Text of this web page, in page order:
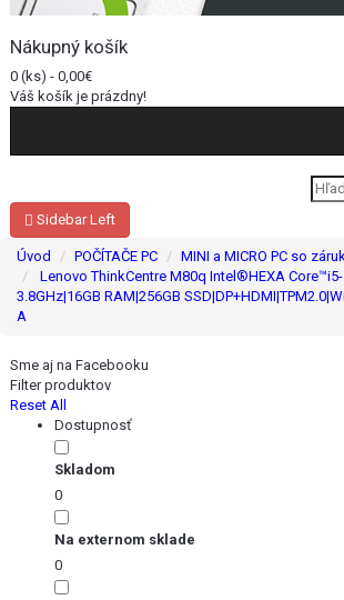
Nákupný košík
0 (ks) - 0,00€
Váš košík je prázdny!
Sidebar Left
Úvod POČÍTAČE PC
MINI a MICRO PC so
Lenovo ThinkCentre M80q Intel®HEXA
3.8GHz|16GB RAM|256GB
A
Sme aj na Facebooku
Filter produktov
Reset All
Dostupnosť
Skladom
0
Na externom sklade
0